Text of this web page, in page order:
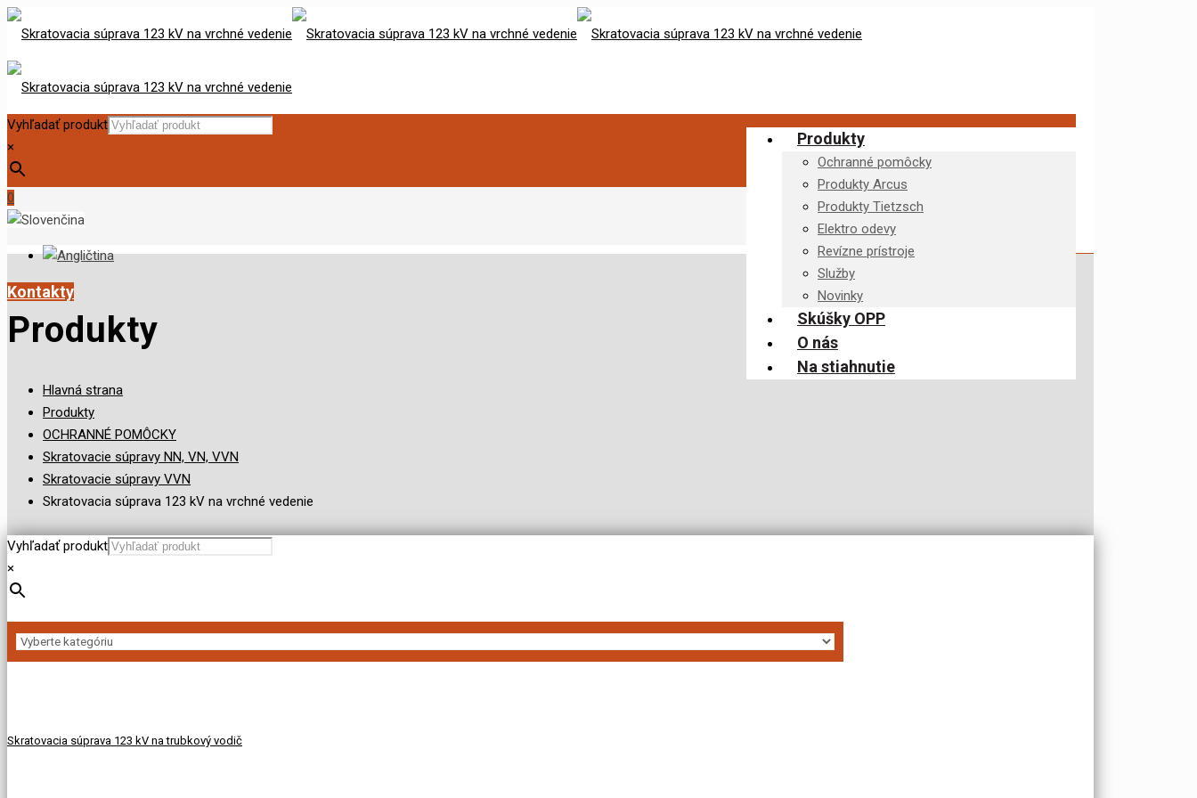
Produkty
Ochranné pomôcky
Produkty Arcus
Produkty Tietzsch
Elektro odevy
Revízne prístroje
Služby
Novinky
Skúšky OPP
O nás
Na stiahnutie
Vyhľadať produkt
×
0
Kontakty
Produkty
Hlavná strana
Produkty
OCHRANNÉ POMÔCKY
Skratovacie súpravy NN, VN, VVN
Skratovacie súpravy VVN
Skratovacia súprava 123 kV na vrchné vedenie
Vyhľadať produkt
×
Skratovacia súprava 123 kV na trubkový vodič